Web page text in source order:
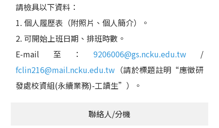
請檢具以下資料：
1. 個人履歷表（附照片、個人簡介）。
2. 可開始上班日期、排班時數。
E-mail 至： 9206006@gs.ncku.edu.tw/
fclin216@mail.ncku.edu.tw （請於標題註明“應徵研
發處校資組(永續業務)-工讀生”）。
聯絡人/分機